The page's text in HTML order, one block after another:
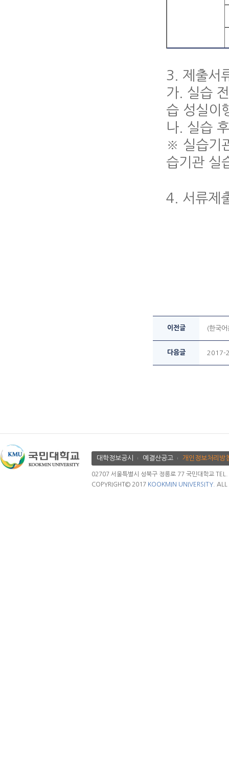
3. 제출서
가. 실습
습 성실이
나. 실습
※ 실습기
습기관 실
4. 서류제
이전글 (한국
다음글 2017-2
대학정보공시 예결산공고 개인정보처리방
02707 서울특별시 성북구 정릉로 77 국민대학교
COPYRIGHT© 2017 KOOKMIN UNIVERSITY. ALL